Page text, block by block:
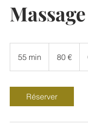
55 min
5
n
80 €
Réserver